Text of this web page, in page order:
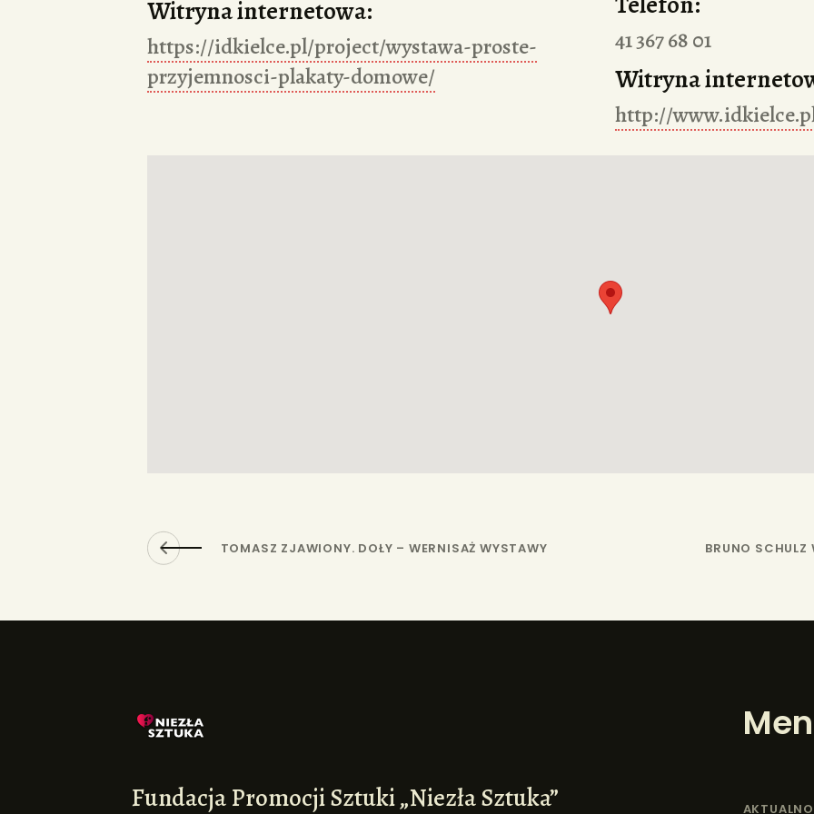
Witryna internetowa:
https://idkielce.pl/project/wystawa-proste-
przyjemnosci-plakaty-domowe/
41 367 68 01
Witryna
http://
TOMASZ ZJAWIONY. DOŁY – WERNISAŻ WYSTAWY
BRUNO
Fundacja Promocji Sztuki „Niezła Sztuka”